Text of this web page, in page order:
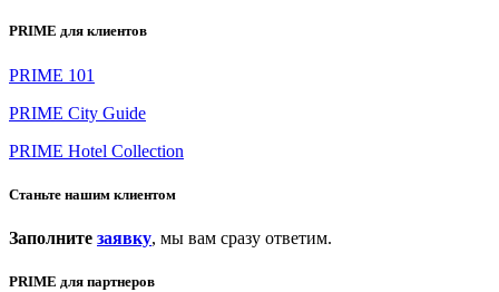
PRIME для клиентов
PRIME 101
PRIME City Guide
PRIME Hotel Collection
Станьте нашим клиентом
Заполните заявку, мы вам сразу ответим.
PRIME для партнеров